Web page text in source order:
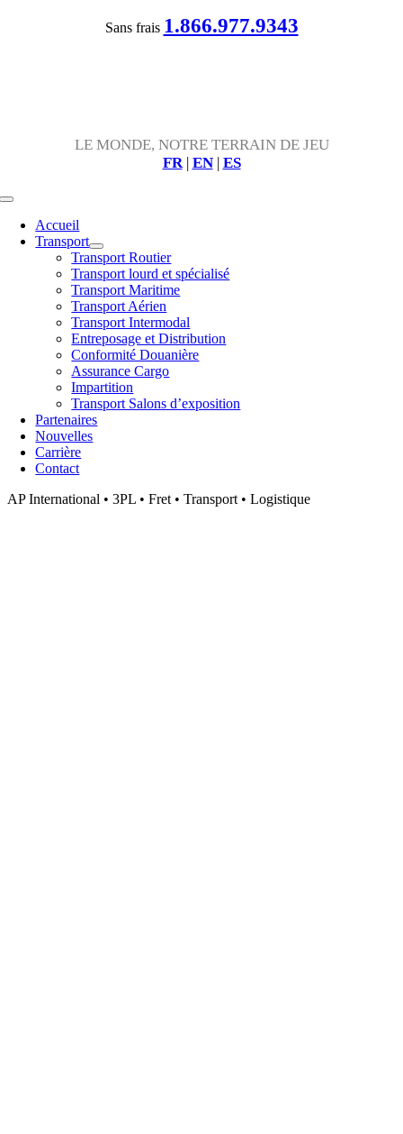
Sans frais 1.866.977.9343
LE MONDE, NOTRE TERRAIN DE JEU
FR| EN| ES
Toggle
NavigationAccueil
Transport
Transport Routier
Transport lourd et spécialisé
Transport Maritime
Transport Aérien
Transport Intermodal
Entreposage et Distribution
Conformité Douanière
Assurance Cargo
Impartition
Transport Salons d’exposition
Partenaires
Nouvelles
Carrière
Contact
AP International • 3PL • Fret • Transport • Logistique